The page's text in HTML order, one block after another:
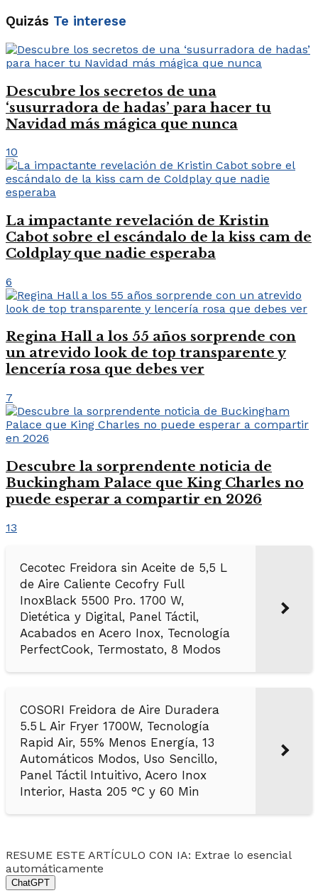
Quizás Te interese
Descubre los secretos de una
‘susurradora de hadas’ para hacer tu
Navidad más mágica que nunca
10
La impactante revelación de Kristin
Cabot sobre el escándalo de la kiss cam de
Coldplay que nadie esperaba
6
Regina Hall a los 55 años sorprende con
un atrevido look de top transparente y
lencería rosa que debes ver
7
Descubre la sorprendente noticia de
Buckingham Palace que King Charles no
puede esperar a compartir en 2026
13
Cecotec Freidora sin Aceite de 5,5 L
de Aire Caliente Cecofry Full
InoxBlack 5500 Pro. 1700 W,
Dietética y Digital, Panel Táctil,
Acabados en Acero Inox, Tecnología
PerfectCook, Termostato, 8 Modos
COSORI Freidora de Aire Duradera
5.5 L Air Fryer 1700W, Tecnología
Rapid Air, 55% Menos Energía, 13
Automáticos Modos, Uso Sencillo,
Panel Táctil Intuitivo, Acero Inox
Interior, Hasta 205 °C y 60 Min
RESUME ESTE ARTÍCULO CON IA: Extrae lo esencial
automáticamente
ChatGPT